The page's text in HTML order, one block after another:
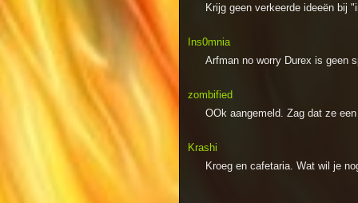
Krijg geen verkeerde ideeën bij
Ins0mnia
Arfman no worry Durex is geen
zombified
OOk aangemeld. Zag dat ze
Krashi
Kroeg en cafetaria. Wat wil je